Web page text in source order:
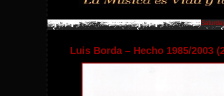
Luis Borda – Hecho 1985/2003